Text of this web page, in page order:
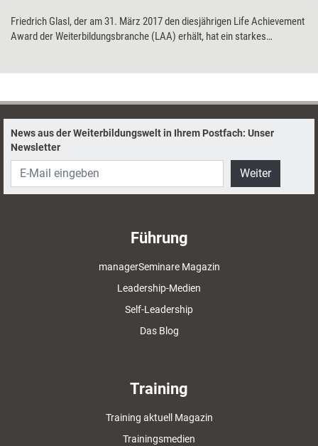
Friedrich Glasl, der am 31. März 2017 den diesjährigen Life Achievement
Award der Weiterbildungsbranche (LAA) erhält, hat ein starkes
News aus der Weiterbildungswelt in Ihrem Postfach: Unser
Newsletter
Weiter
Führung
managerSeminare Magazin
Leadership-Medien
Self-Leadership
Das Blog
Training
Training aktuell Magazin
Trainingsmedien